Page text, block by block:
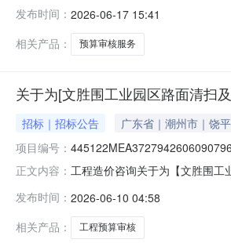
说明：参照按粤价函[2011]742
发布时间： 2026-06-17 15:41
相关产品：
预算审核服务
关于为[文胜围工业园区路面清扫
招标｜招标公告 广东省｜潮州市｜饶
项目编号： 445122MEA3727942606090796
正文内容： 工程造价咨询关于为【文胜围
项目（预算审核）中介服务事
服
发布时间： 2026-06-10 04:58
相关产品：
工程预算审核